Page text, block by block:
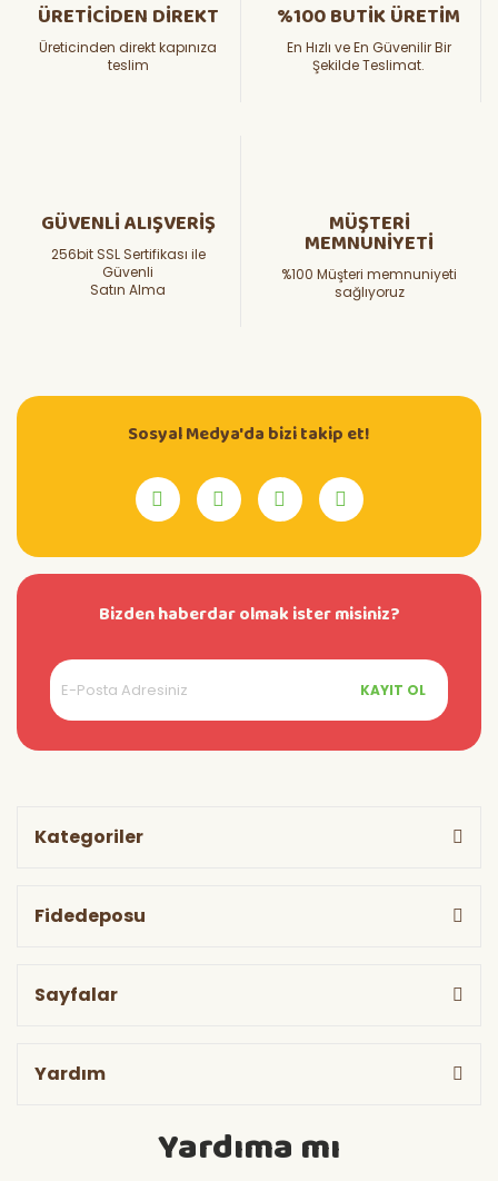
ÜRETİCİDEN DİREKT
Üreticinden direkt kapınıza
teslim
%100 BUTİK ÜRETİM
En Hızlı ve En Güvenilir Bir
Şekilde Teslimat.
GÜVENLİ ALIŞVERİŞ
256bit SSL Sertifikası ile
Güvenli
Satın Alma
MÜŞTERİ
MEMNUNİYETİ
%100 Müşteri memnuniyeti
sağlıyoruz
Sosyal Medya'da bizi takip et!
Bizden haberdar olmak ister misiniz?
KAYIT OL
Kategoriler
Fidedeposu
Sayfalar
Yardım
Yardıma mı